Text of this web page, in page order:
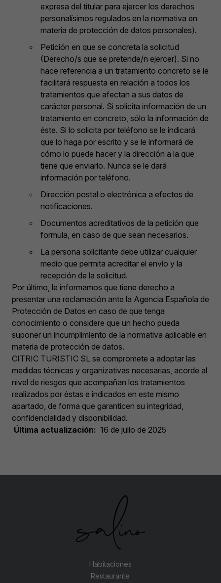
expresa del titular para ejercer los derechos
personalísimos regulados en la normativa en
materia de protección de datos personales).
Petición en que se concreta la solicitud
(Derecho/s que se pretende/n ejercer). Si no
hace referencia a un tratamiento concreto se le
facilitará respuesta en relación a todos los
tratamientos que afectan a sus datos de
carácter personal. Si solicita información de un
tratamiento en concreto, sólo la información de
éste. Si lo solicita por teléfono se le indicará
que lo haga por escrito y se le informará de
cómo lo puede hacer y la dirección a la que
tiene que enviarlo. Nunca se le dará
información por teléfono.
Dirección postal o electrónica a efectos de
notificaciones.
Documentos acreditativos de la petición que
formula, en caso de que sean necesarios.
La persona solicitante debe utilizar cualquier
medio que permita acreditar el envío y la
recepción de la solicitud.
Por último, le informamos que tiene derecho a
presentar una reclamación ante la Agencia Española de
Protección de Datos en caso de que tenga
conocimiento o considere que un hecho pueda
suponer un incumplimiento de la normativa aplicable en
materia de protección de datos.
CITRIC TURISTIC SL se compromete a adoptar las
medidas técnicas y organizativas necesarias, acorde al
nivel de riesgos que acompañan los tratamientos
realizados por éstas e indicados en este mismo
apartado, de forma que garanticen su integridad,
confidencialidad y disponibilidad.
Última actualización: 16 de julio de 2025
Habitaciones
Restaurante